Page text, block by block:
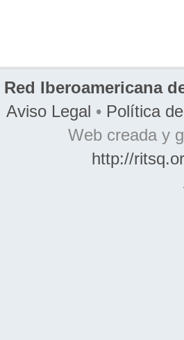
Red Iberoamericana
Aviso Legal • Política
Web creada y
http://